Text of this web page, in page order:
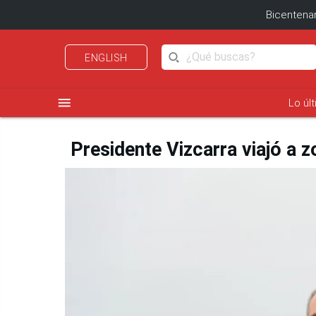
ENGLISH
menu Lo
Presidente Vizcarra viajó a